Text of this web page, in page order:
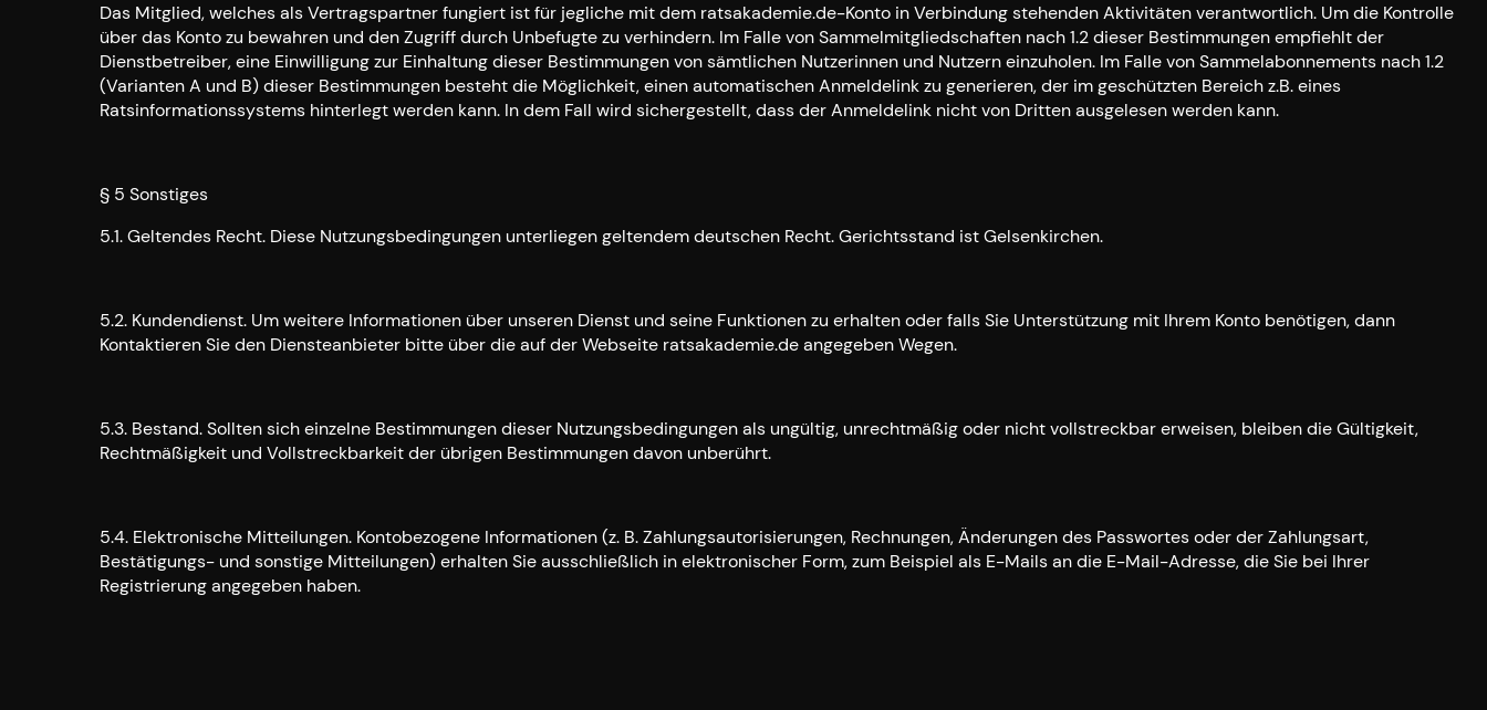
Das Mitglied, welches als Vertragspartner fungiert ist für jegliche mit dem ratsakademie.de-Konto in Verbindung stehenden Aktivitäten verantwortlich. Um die Kontrolle
über das Konto zu bewahren und den Zugriff durch Unbefugte zu verhindern. Im Falle von Sammelmitgliedschaften nach 1.2 dieser Bestimmungen empfiehlt der
Dienstbetreiber, eine Einwilligung zur Einhaltung dieser Bestimmungen von sämtlichen Nutzerinnen und Nutzern einzuholen. Im Falle von Sammelabonnements nach 1.2
(Varianten A und B) dieser Bestimmungen besteht die Möglichkeit, einen automatischen Anmeldelink zu generieren, der im geschützten Bereich z.B. eines
Ratsinformationssystems hinterlegt werden kann. In dem Fall wird sichergestellt, dass der Anmeldelink nicht von Dritten ausgelesen werden kann.
§ 5 Sonstiges
5.1. Geltendes Recht. Diese Nutzungsbedingungen unterliegen geltendem deutschen Recht. Gerichtsstand ist Gelsenkirchen.
5.2. Kundendienst. Um weitere Informationen über unseren Dienst und seine Funktionen zu erhalten oder falls Sie Unterstützung mit Ihrem Konto benötigen, dann
Kontaktieren Sie den Diensteanbieter bitte über die auf der Webseite ratsakademie.de angegeben Wegen.
5.3. Bestand. Sollten sich einzelne Bestimmungen dieser Nutzungsbedingungen als ungültig, unrechtmäßig oder nicht vollstreckbar erweisen, bleiben die Gültigkeit,
Rechtmäßigkeit und Vollstreckbarkeit der übrigen Bestimmungen davon unberührt.
5.4. Elektronische Mitteilungen. Kontobezogene Informationen (z. B. Zahlungsautorisierungen, Rechnungen, Änderungen des Passwortes oder der Zahlungsart,
Bestätigungs- und sonstige Mitteilungen) erhalten Sie ausschließlich in elektronischer Form, zum Beispiel als E-Mails an die E-Mail-Adresse, die Sie bei Ihrer
Registrierung angegeben haben.